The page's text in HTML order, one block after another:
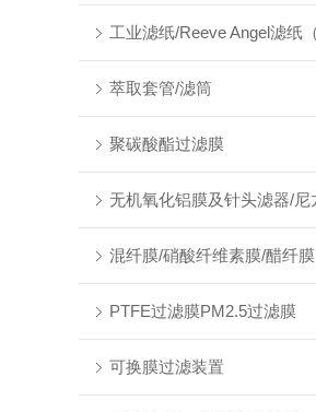
萃取套管/滤筒
聚碳酸酯过滤膜
无机氧化铝膜及针头滤器/尼
混纤膜/硝酸纤维素膜/醋纤膜
PTFE过滤膜PM2.5过滤膜
可换膜过滤装置